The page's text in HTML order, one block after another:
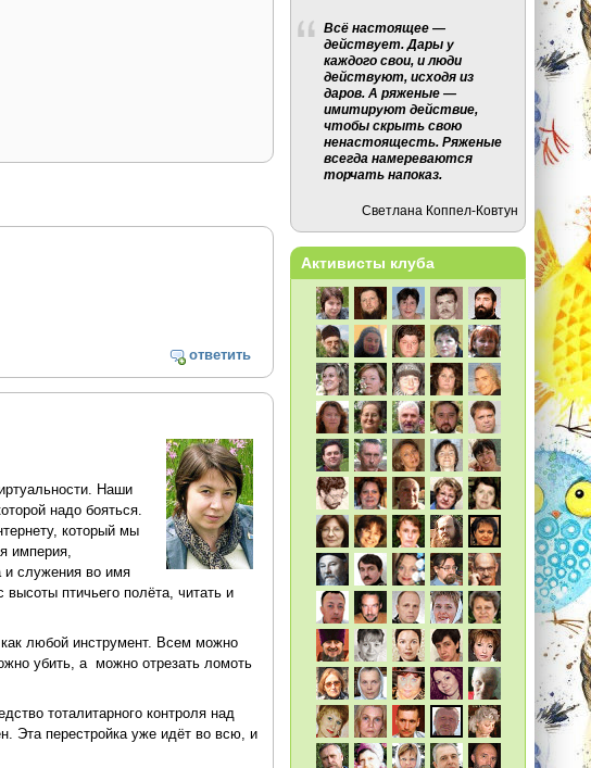
ответить
Наши
надо бояться.
который мы
империя,
и служения во имя
птичьего полёта, читать и
как любой инструмент. Всем можно
убить, а можно отрезать ломоть
тоталитарного контроля над
Эта перестройка уже идёт во всю, и
Всё настоящее —
действует. Дары у
каждого свои, и люди
действуют, исходя из
даров. А ряженые —
имитируют действие,
чтобы скрыть свою
ненастоящесть. Ряженые
всегда намереваются
торчать напоказ.
Светлана Коппел-Ковтун
Активисты клуба